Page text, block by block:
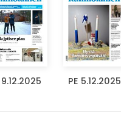
PE 5.12.2025